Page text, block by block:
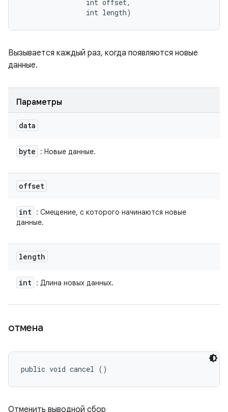
                int offset,
                int length)
Вызывается каждый раз, когда появляются новые
данные.
Параметры
data
byte : Новые данные.
offset
int : Смещение, с которого начинаются новые
данные.
length
int : Длина новых данных.
отмена
public void cancel ()
Отменить выводной сбор